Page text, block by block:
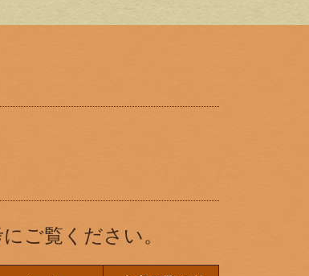
ご覧ください。